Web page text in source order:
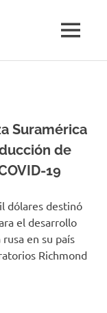
MENÚ
Suramérica
de
19
dólares destinó
el desarrollo
en su país
Richmond